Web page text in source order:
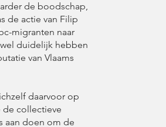
de boodschap,
de actie van Filip
migranten naar
duidelijk hebben
van Vlaams
daarvoor op
de collectieve
aan doen om de